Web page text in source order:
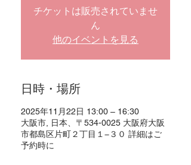
チケットは販売されていませ
ん
他のイベントを見る
日時・場所
2025年11月22日 13:00 – 16:30
大阪市, 日本、〒534-0025 大阪府大阪
市都島区片町２丁目１−３０ 詳細はご
予約時に